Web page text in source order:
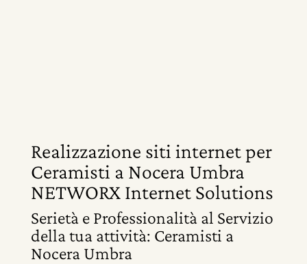
Realizzazione siti internet per
Ceramisti a Nocera Umbra
NETWORX Internet Solutions
Serietà e Professionalità al Servizio
della tua attività: Ceramisti a
Nocera Umbra